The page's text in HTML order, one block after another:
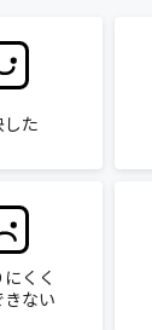
た
くく
ない